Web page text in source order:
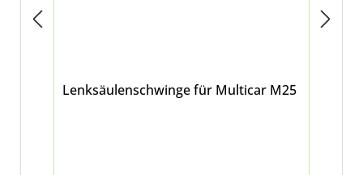
Lenksäulenschwinge für Multicar M25